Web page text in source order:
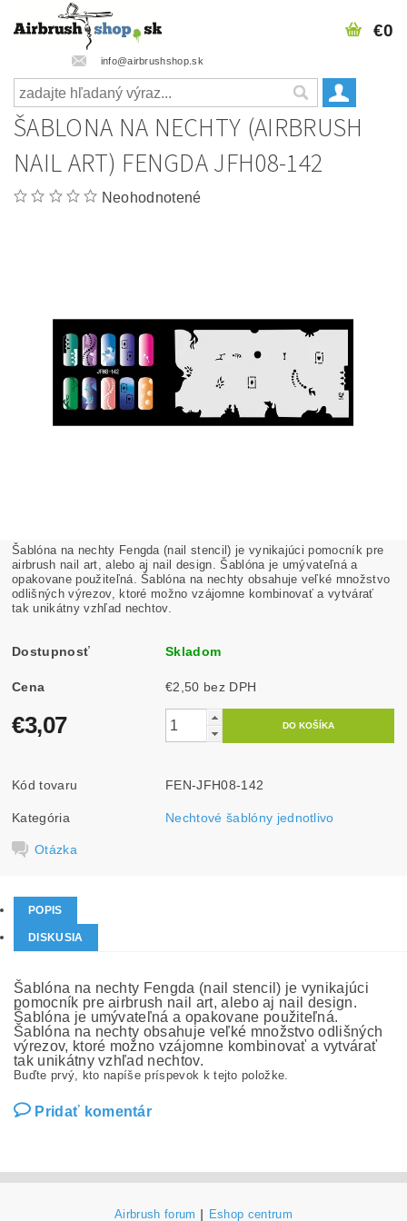
info@airbrushshop.sk
€0
ŠABLONA NA NECHTY (AIRBRUSH
NAIL ART) FENGDA JFH08-142
Neohodnotené
Šablóna na nechty Fengda (nail stencil) je vynikajúci pomocník pre
airbrush nail art, alebo aj nail design. Šablóna je umývateľná a
opakovane použiteľná. Šablóna na nechty obsahuje veľké množstvo
odlišných výrezov, ktoré možno vzájomne kombinovať a vytvárať
tak unikátny vzhľad nechtov.
Dostupnosť Skladom
Cena €2,50 bez DPH
€3,07
Kód tovaru FEN-JFH08-142
Kategória Nechtové šablóny jednotlivo
Otázka
POPIS
DISKUSIA
Šablóna na nechty Fengda (nail stencil) je vynikajúci
pomocník pre airbrush nail art, alebo aj nail design.
Šablóna je umývateľná a opakovane použiteľná.
Šablóna na nechty obsahuje veľké množstvo odlišných
výrezov, ktoré možno vzájomne kombinovať a vytvárať
tak unikátny vzhľad nechtov.
Buďte prvý, kto napíše príspevok k tejto položke.
Pridať komentár
Airbrush forum Eshop centrum